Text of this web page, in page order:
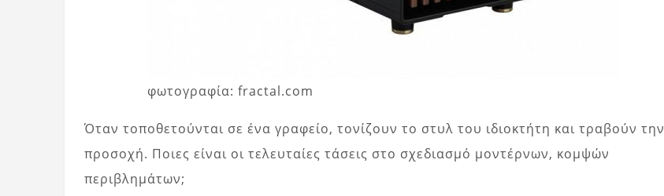
φωτογραφία: fractal.com
Όταν τοποθετούνται σε ένα γραφείο, τονίζουν το στυλ του ιδιοκτήτη και τραβούν την
προσοχή. Ποιες είναι οι τελευταίες τάσεις στο σχεδιασμό μοντέρνων, κομψών
περιβλημάτων;